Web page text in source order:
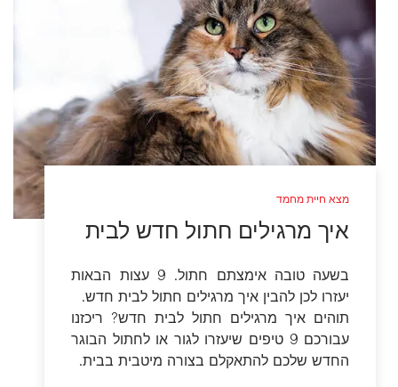
מצא חיית מחמד
איך מרגילים חתול חדש לבית
בשעה טובה אימצתם חתול. 9 עצות הבאות
יעזרו לכן להבין איך מרגילים חתול לבית חדש.
תוהים איך מרגילים חתול לבית חדש? ריכזנו
עבורכם 9 טיפים שיעזרו לגור או לחתול הבוגר
החדש שלכם להתאקלם בצורה מיטבית בבית.